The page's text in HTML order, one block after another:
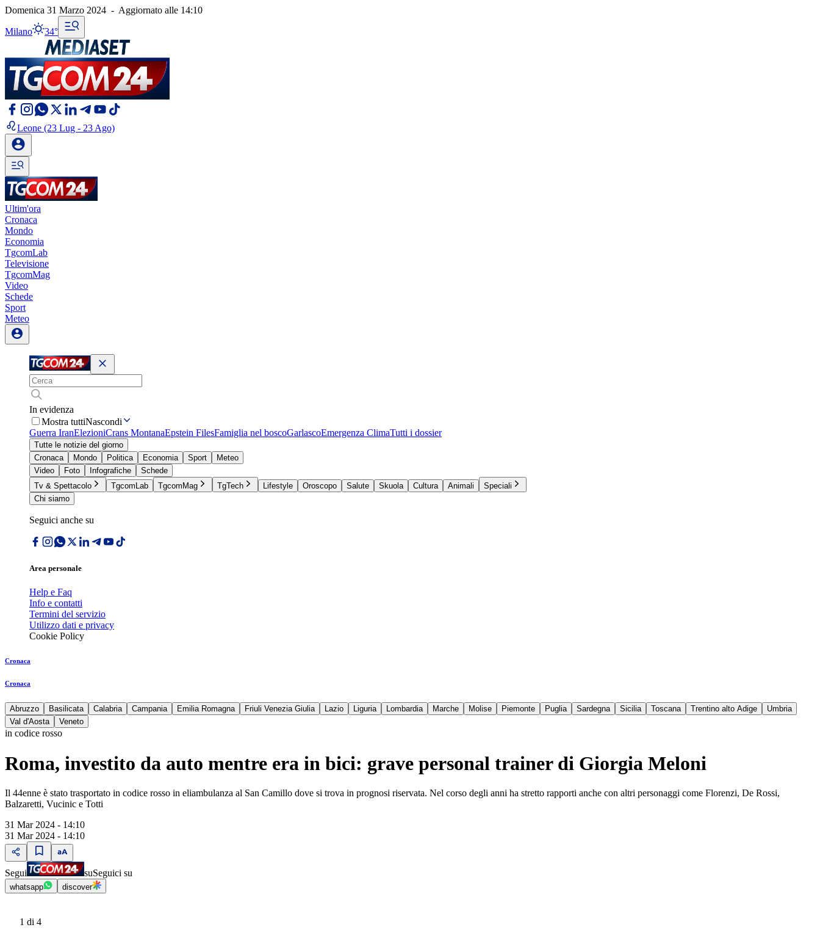
Domenica 31 Marzo 2024 - Aggiornato alle 14:10
Milano 34°
Leone (23 Lug - 23 Ago)
Ultim'ora
Cronaca
Mondo
Economia
TgcomLab
Televisione
TgcomMag
Video
Schede
Sport
Meteo
In evidenza
Mostra tuttiNascondi
Guerra IranElezioniCrans MontanaEpstein FilesFamiglia nel boscoGarlascoEmergenza ClimaTutti i dossier
Tutte le notizie del giorno
Cronaca
Mondo Politica Economia Sport
Meteo
Video
Foto Infografiche
Schede
Tv & Spettacolo
TgcomLab TgcomMag TgTech Lifestyle Oroscopo Salute Skuola Cultura Animali
Speciali
Chi siamo
Seguici anche su
Area personale
Help e Faq
Info e contatti
Termini del servizio
Utilizzo dati e privacy
Cookie Policy
Cronaca
Cronaca
Abruzzo Basilicata Calabria Campania Emilia Romagna Friuli Venezia Giulia Lazio Liguria Lombardia Marche Molise Piemonte Puglia Sardegna Sicilia Toscana Trentino alto Adige
Umbria
Val d'Aosta
Veneto
in codice rosso
Roma, investito da auto mentre era in bici: grave personal trainer di Giorgia Meloni
Il 44enne è stato trasportato in codice rosso in eliambulanza al San Camillo dove si trova in prognosi riservata. Nel corso degli anni ha stretto rapporti anche con altri personaggi come Florenzi, De Rossi,
Balzaretti, Vucinic e Totti
31 Mar 2024 - 14:10
31 Mar 2024 - 14:10
Segui suSeguici su
whatsapp discover
1 di 4